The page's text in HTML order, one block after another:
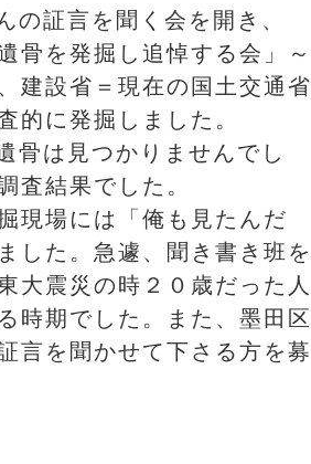
証言を聞く会を開き、
骨を発掘し追悼する会」～
建設省＝現在の国土交通省
的に発掘しました。
骨は見つかりませんでし
査結果でした。
現場には「俺も見たんだ
した。急遽、聞き書き班を
大震災の時２０歳だった人
時期でした。また、墨田区
言を聞かせて下さる方を募